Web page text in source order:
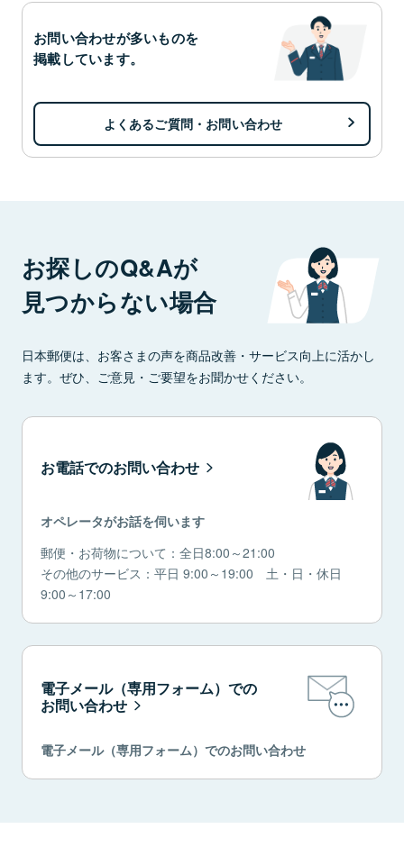
お問い合わせが多いものを
掲載しています。
よくあるご質問・お問い合わせ
お探しのQ&Aが
見つからない場合
日本郵便は、お客さまの声を商品改善・サービス向上に活かし
ます。ぜひ、ご意見・ご要望をお聞かせください。
お電話でのお問い合わせ
オペレータがお話を伺います
郵便・お荷物について：全日8:00～21:00
その他のサービス：平日 9:00～19:00 土・日・休日
9:00～17:00
電子メール（専用フォーム）での
お問い合わせ
電子メール（専用フォーム）でのお問い合わせ